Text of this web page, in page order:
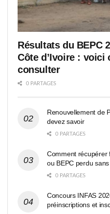
Résultats du BEPC
Côte d’Ivoire : voici
consulter
0 PARTAGES
Renouvellement de
devez savoir
0 PARTAGES
Comment récupérer
ou BEPC perdu
0 PARTAGES
Concours INFAS
préinscriptions et